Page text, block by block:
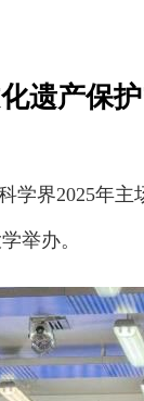
遗产保
界2025年主
举办。